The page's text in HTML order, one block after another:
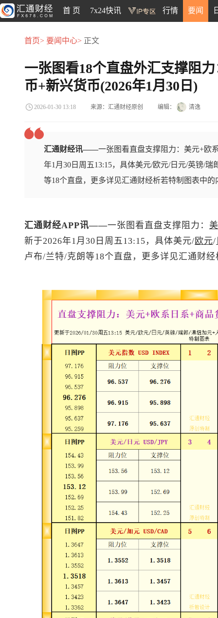
首 页 7x24快讯 行情 要闻
首页> 要闻中心> 正文
一张图看18个直盘外汇支撑阻
币+新兴货币(2026年1月30日)
2026-01-30 13:18 来源：汇通财经原创 编辑： 清逸
汇通财经讯——一张图看直盘支撑阻力：美元+欧
年1月30日周五13:15，具体美元/欧元/日元/英镑/
等18个直盘，更多详见汇通财经析若特制图表中的
汇通财经APP讯——一张图看直盘支撑阻力：
新于2026年1月30日周五13:15，具体美元/欧元/
卢布/兰特/克朗等18个直盘，更多详见汇通财